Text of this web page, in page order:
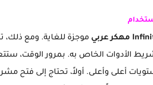
موجزة للغاية. ومع ذلك،
الأدوات الخاص به. بمرور الوقت،
أعلى وأعلى. أولاً، تحتاج إلى فتح